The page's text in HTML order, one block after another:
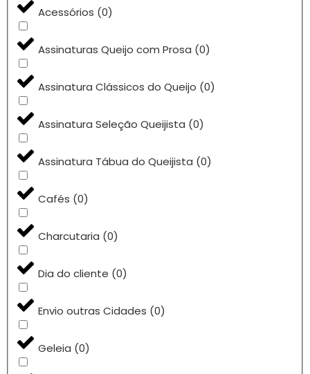
Acessórios (0)
Assinaturas Queijo com Prosa (0)
Assinatura Clássicos do Queijo (0)
Assinatura Seleção Queijista (0)
Assinatura Tábua do Queijista (0)
Cafés (0)
Charcutaria (0)
Dia do cliente (0)
Envio outras Cidades (0)
Geleia (0)